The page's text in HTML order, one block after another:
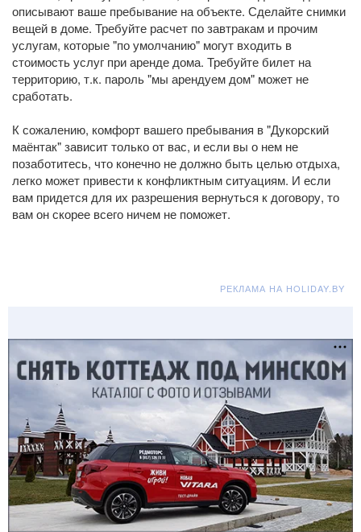
описывают ваше пребывание на объекте. Сделайте снимки
вещей в доме. Требуйте расчет по завтракам и прочим
услугам, которые "по умолчанию" могут входить в
стоимость услуг при аренде дома. Требуйте билет на
территорию, т.к. пароль "мы арендуем дом" может не
сработать.
К сожалению, комфорт вашего пребывания в "Дукорский
маёнтак" зависит только от вас, и если вы о нем не
позаботитесь, что конечно не должно быть целью отдыха,
легко может привести к конфликтным ситуациям. И если
вам придется для их разрешения вернуться к договору, то
вам он скорее всего ничем не поможет.
РЕКЛАМА НА HOLIDAY.BY